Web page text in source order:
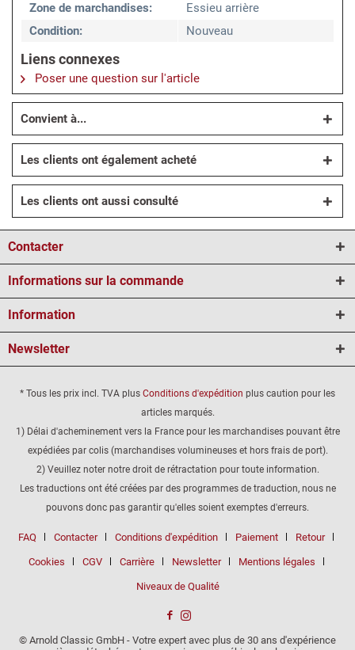
Zone de marchandises:
Essieu arrière
Condition:
Nouveau
Liens connexes
Poser une question sur l'article
Convient à...
Les clients ont également acheté
Les clients ont aussi consulté
Contacter
Informations sur la commande
Information
Newsletter
* Tous les prix incl. TVA plus Conditions d'expédition plus caution pour les
articles marqués.
1) Délai d'acheminement vers la France pour les marchandises pouvant être
expédiées par colis (marchandises volumineuses et hors frais de port).
2) Veuillez noter notre droit de rétractation pour toute information.
Les traductions ont été créées par des programmes de traduction, nous ne
pouvons donc pas garantir qu'elles soient exemptes d'erreurs.
FAQ Contacter Conditions d'expédition Paiement Retour
Cookies CGV Carrière Newsletter Mentions légales
Niveaux de Qualité
© Arnold Classic GmbH - Votre expert avec plus de 30 ans d'expérience